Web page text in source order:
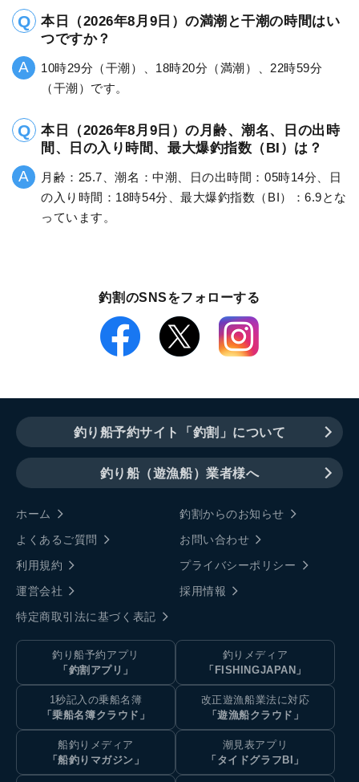
本日（2026年8月9日）の満潮と干潮の時間はい
つですか？
10時29分（干潮）、18時20分（満潮）、22時59分
（干潮）です。
本日（2026年8月9日）の月齢、潮名、日の出時
間、日の入り時間、最大爆釣指数（BI）は？
月齢：25.7、潮名：中潮、日の出時間：05時14分、日
の入り時間：18時54分、最大爆釣指数（BI）：6.9とな
っています。
釣割のSNSをフォローする
釣り船予約サイト「釣割」について
釣り船（遊漁船）業者様へ
ホーム
釣割からのお知らせ
よくあるご質問
お問い合わせ
利用規約
プライバシーポリシー
運営会社
採用情報
特定商取引法に基づく表記
釣り船予約アプリ
「釣割アプリ」
釣りメディア
「FISHINGJAPAN」
1秒記入の乗船名簿
「乗船名簿クラウド」
改正遊漁船業法に対応
「遊漁船クラウド」
船釣りメディア
「船釣りマガジン」
潮見表アプリ
「タイドグラフBI」